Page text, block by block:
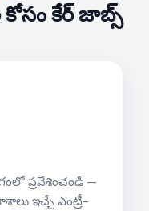
కేర్ జాబ్స్
ప్రవేశించండి —
ఇచ్చే ఎంట్రీ-